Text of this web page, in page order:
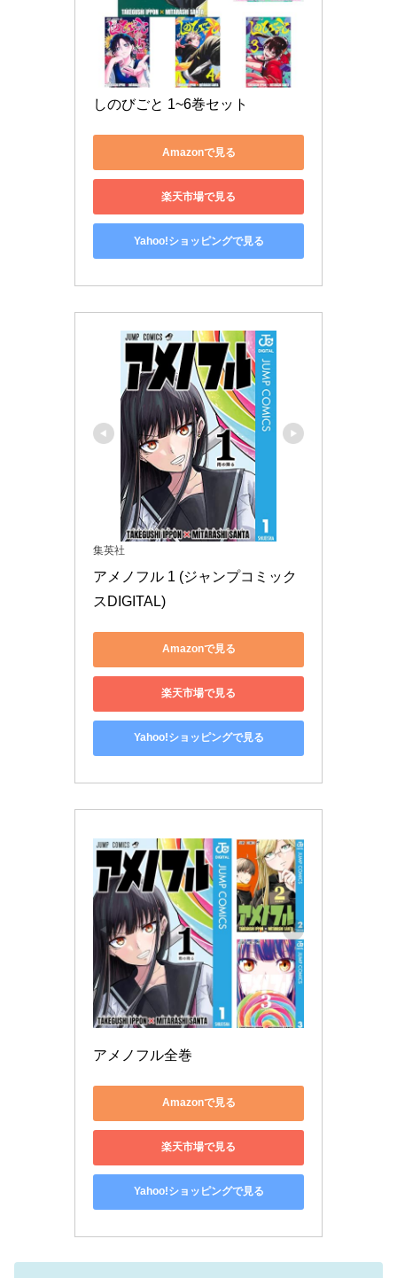
しのびごと 1~6巻セット
Amazonで見る
楽天市場で見る
Yahoo!ショッピングで見る
集英社
アメノフル 1 (ジャンプコミック
スDIGITAL)
Amazonで見る
楽天市場で見る
Yahoo!ショッピングで見る
アメノフル全巻
Amazonで見る
楽天市場で見る
Yahoo!ショッピングで見る